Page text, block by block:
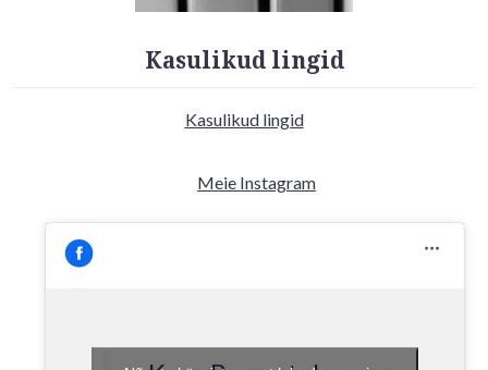
Kasulikud lingid
Kasulikud lingid
Meie Instagram